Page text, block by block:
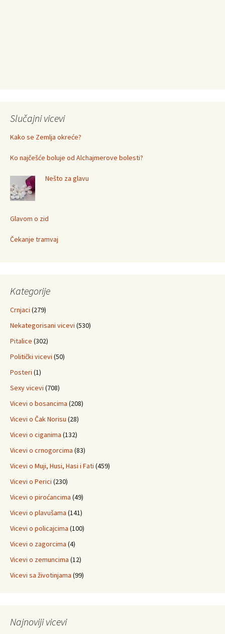
Slučajni vicevi
Kako se Zemlja okreće?
Ko najčešće boluje od Alchajmerove bolesti?
Nešto za glavu
Glavom o zid
Čekanje tramvaj
Kategorije
Crnjaci (279)
Nekategorisani vicevi (530)
Pitalice (302)
Politički vicevi (50)
Posteri (1)
Sexy vicevi (708)
Vicevi o bosancima (208)
Vicevi o Čak Norisu (28)
Vicevi o ciganima (132)
Vicevi o crnogorcima (83)
Vicevi o Muji, Husi, Hasi i Fati (459)
Vicevi o Perici (230)
Vicevi o piroćancima (49)
Vicevi o plavušama (141)
Vicevi o policajcima (100)
Vicevi o zagorcima (4)
Vicevi o zemuncima (12)
Vicevi sa životinjama (99)
Najnoviji vicevi